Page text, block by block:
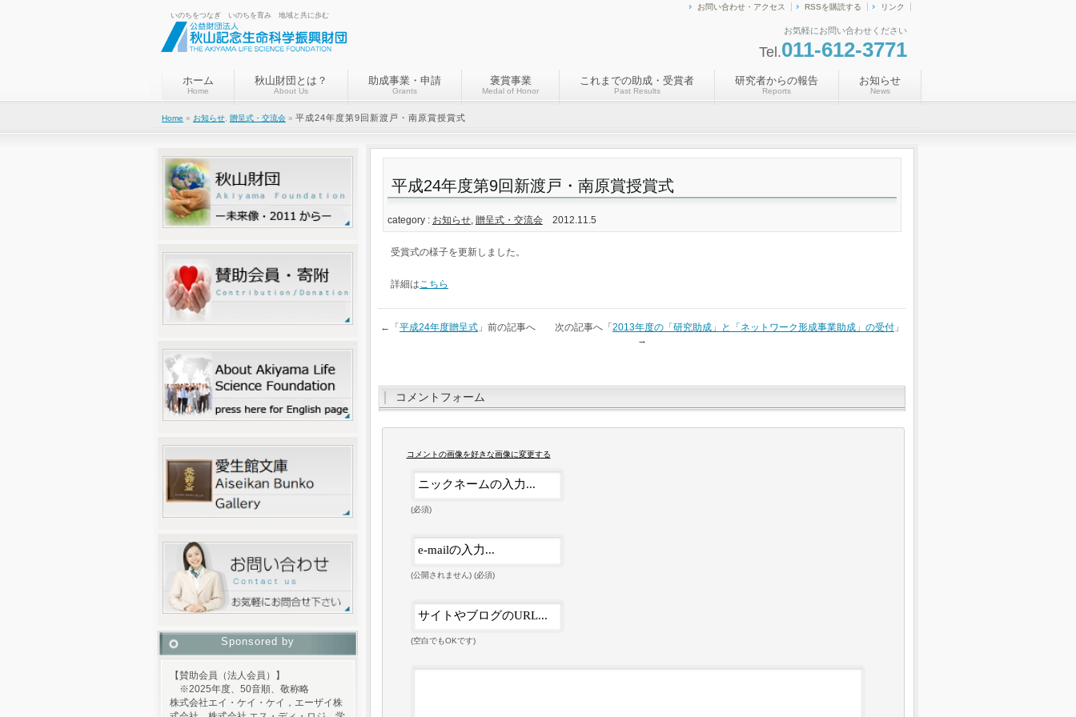
いのちをつなぎ いのちを育み 地域と共に歩む
お気軽にお問い合わせください
Tel.011-612-3771
お問い合わせ・アクセス RSSを購読する リンク
ホーム
Home
秋山財団とは？
About Us
助成事業・申請
Grants
褒賞事業
Medal of Honor
これまでの助成・受賞者
Past Results
研究者からの報告
Reports
お知らせ
News
Home » お知らせ 贈呈式・交流会 » 平成24年度第9回新渡戸・南原賞授賞式
平成24年度第9回新渡戸・南原賞授賞式
category : お知らせ, 贈呈式・交流会 2012.11.5
受賞式の様子を更新しました。
詳細はこちら
←「 平成24年度贈呈式 」前の記事へ 次の記事へ「 2013年度の「研究助成」と「ネットワーク形成事業助成」の受付 」
→
コメントフォーム
コメントの画像を好きな画像に変更する
(必須)
(公開されません) (必須)
(空白でもOKです)
Sponsored by
【賛助会員（法人会員）】
※2025年度、50音順、敬称略
株式会社エイ・ケイ・ケイ，エーザイ株